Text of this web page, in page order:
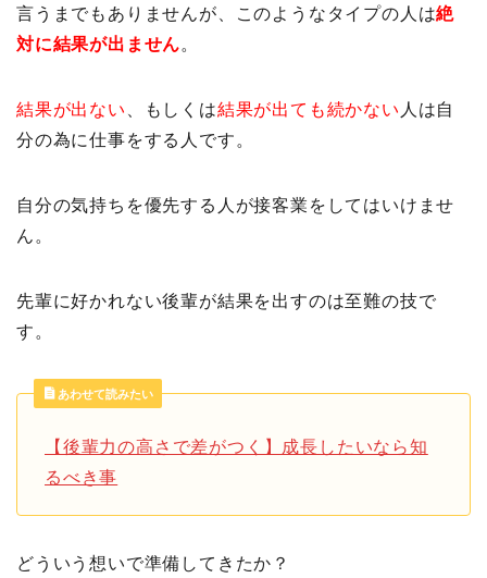
言うまでもありませんが、このようなタイプの人は絶
対に結果が出ません。
結果が出ない 、もしくは結果が出ても続かない 人は自
分の為に仕事をする人です。
自分の気持ちを優先する人が接客業をしてはいけませ
ん。
先輩に好かれない後輩が結果を出すのは至難の技で
す。
あわせて読みたい
【後輩力の高さで差がつく】成長したいなら知
るべき事
どういう想いで準備してきたか？